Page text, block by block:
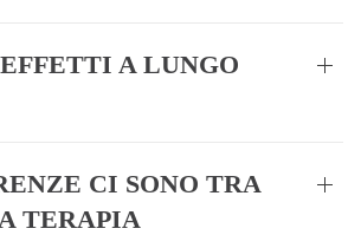
A LUNGO
CI SONO TRA
TERAPIA